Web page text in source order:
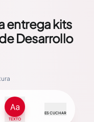
entrega kits
Desarrollo
TEXTO
ESCUCHAR